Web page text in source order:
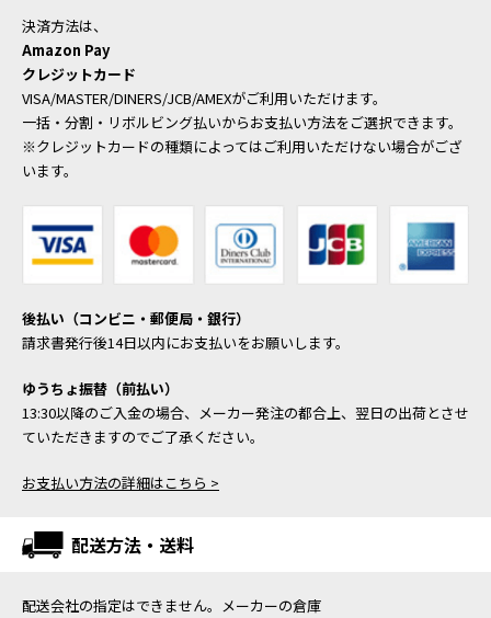
決済方法は、
Amazon Pay
クレジットカード
VISA/MASTER/DINERS/JCB/AMEXがご利用いただけます。
一括・分割・リボルビング払いからお支払い方法をご選択できます。
※クレジットカードの種類によってはご利用いただけない場合がござ
います。
後払い（コンビニ・郵便局・銀行）
請求書発行後14日以内にお支払いをお願いします。
ゆうちょ振替（前払い）
13:30以降のご入金の場合、メーカー発注の都合上、翌日の出荷とさせ
ていただきますのでご了承ください。
お支払い方法の詳細はこちら >
配送方法・送料
配送会社の指定はできません。メーカーの倉庫